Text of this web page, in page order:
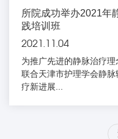
所院成功举办2021年
践培训班
2021.11.04
为推广先进的静脉治疗
联合天津市护理学会静
疗新进展...